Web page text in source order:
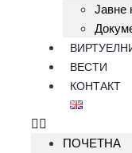
Јавне
ВЕСТИ
КОНТАКТ
ПОЧЕТНА